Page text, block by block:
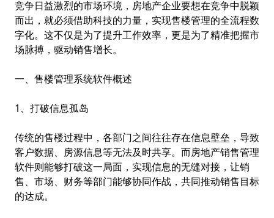
竞争日益激烈的市场环境，房地产企业要想在竞争中脱颖
而出，就必须借助科技的力量，实现售楼管理的全流程数
字化。这不仅是为了提升工作效率，更是为了精准把握市
场脉搏，驱动销售增长。
一、售楼管理系统软件概述
1、打破信息孤岛
传统的售楼过程中，各部门之间往往存在信息壁垒，导致
客户数据、房源信息等无法及时共享。而房地产销售管理
软件则能够打破这一局面，实现信息的无缝对接，让销
售、市场、财务等部门能够协同作战，共同推动销售目标
的达成。